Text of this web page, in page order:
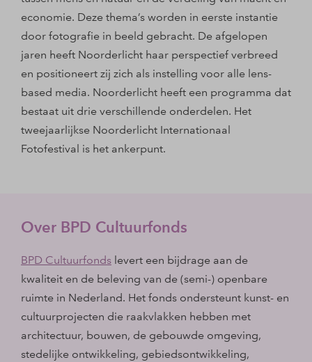
economie. Deze thema’s worden in eerste instantie
door fotografie in beeld gebracht. De afgelopen
jaren heeft Noorderlicht haar perspectief verbreed
en positioneert zij zich als instelling voor alle lens-
based media. Noorderlicht heeft een programma dat
bestaat uit drie verschillende onderdelen. Het
tweejaarlijkse Noorderlicht Internationaal
Fotofestival is het ankerpunt.
Over BPD Cultuurfonds
BPD Cultuurfonds levert een bijdrage aan de
kwaliteit en de beleving van de (semi-) openbare
ruimte in Nederland. Het fonds ondersteunt kunst- en
cultuurprojecten die raakvlakken hebben met
architectuur, bouwen, de gebouwde omgeving,
stedelijke ontwikkeling, gebiedsontwikkeling,